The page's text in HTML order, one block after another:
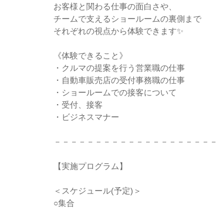
お客様と関わる仕事の面白さや、
チームで支えるショールームの裏側まで
それぞれの視点から体験できます✨
《体験できること》
・クルマの提案を行う営業職の仕事
・自動車販売店の受付事務職の仕事
・ショールームでの接客について
・受付、接客
・ビジネスマナー
－－－－－－－－－－－－－－－－－－－－
【実施プログラム】
＜スケジュール(予定)＞
○集合